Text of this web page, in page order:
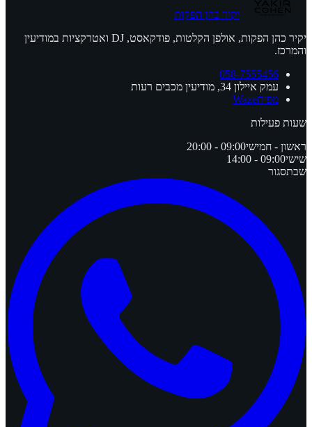
יקיר כהן הפקות
יקיר כהן הפקות, אולפן הקלטות, פודקאסט, DJ ואטרקציות במודיעין
והמרכז.
058-7555456
עמק איילון 34, מודיעין מכבים רעות
מפותWaze
שעות פעילות
ראשון - חמישי09:00 - 20:00
שישי09:00 - 14:00
שבתסגור